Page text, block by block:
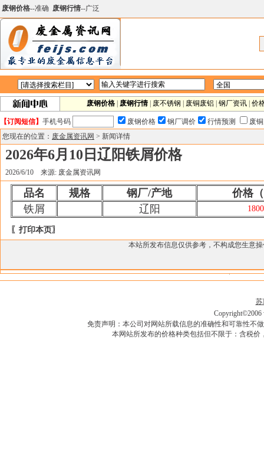
废钢价格--准确 废钢行情--广泛
废钢价格 废钢行情| 废不锈钢 废铜废铝 钢厂资讯 价
【订阅短信】 手机号码 废钢价格 钢厂调价 行情预测
废
您现在的位置： 废金属资讯网 > 新闻详情
2026年6月10日辽阳铁屑价格
2026/6/10 来源: 废金属资讯网
品名 规格 钢厂/产地
价格
铁屑
辽阳
〖打印本页〗
本站所发布信息仅供参考，不构成您生意
苏
Copyright©2006
免责声明：本公司对网站所载信息的准确性和可靠性不
本网站所发布的价格种类包括但不限于：含税